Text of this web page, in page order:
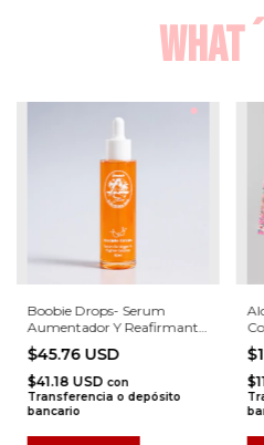
Boobie Drops- Serum
Aumentador Y Reafirmante
De Busto
$45.76 USD
$41.18 USD con
Transferencia o depósito
bancario